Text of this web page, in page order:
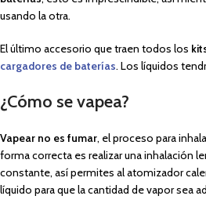
usando la otra.
El último accesorio que traen todos los
cargadores de baterías. Los líquidos
¿Cómo se vapea?
Vapear no es fumar, el proceso para
forma correcta es realizar una inhalación
constante, así permites al atomizador
líquido para que la cantidad de vapor sea